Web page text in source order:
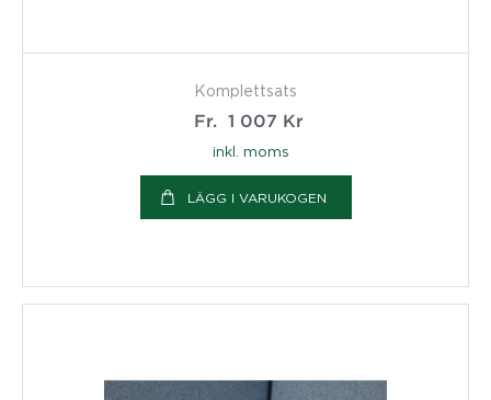
Komplettsats
Fr.
1 007 Kr
inkl. moms
LÄGG I VARUKOGEN